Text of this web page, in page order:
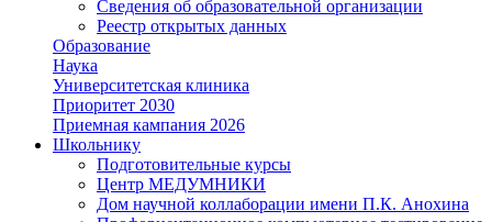
Сведения об образовательной организации
Реестр открытых данных
Образование
Наука
Университетская клиника
Приоритет 2030
Приемная кампания 2026
Школьнику
Подготовительные курсы
Центр МЕДУМНИКИ
Дом научной коллаборации имени П.К. Анохина